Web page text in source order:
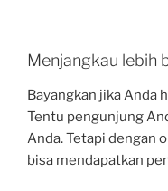
Menjangkau lebih
Bayangkan jika Anda
Tentu pengunjung
Anda. Tetapi dengan
bisa mendapatkan